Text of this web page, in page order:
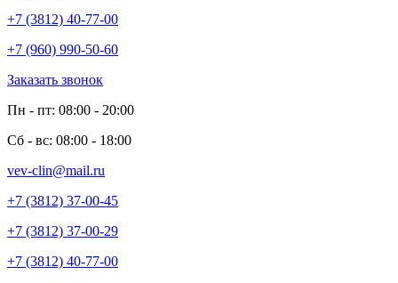
+7 (3812) 40-77-00
+7 (960) 990-50-60
Заказать звонок
Пн - пт: 08:00 - 20:00
Сб - вс: 08:00 - 18:00
vev-clin@mail.ru
+7 (3812) 37-00-45
+7 (3812) 37-00-29
+7 (3812) 40-77-00